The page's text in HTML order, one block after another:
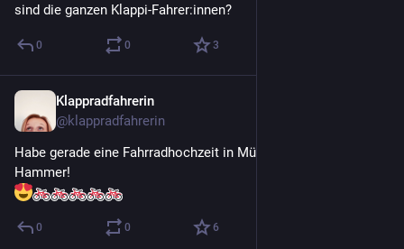
sind die ganzen Klappi-Fahrer:innen?
0 0 3
Klappradfahrerin
@klappradfahrerin
Habe gerade eine Fahrradhochzeit in Münster gesehen.
Hammer!
0 0 6